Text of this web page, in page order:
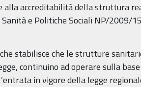
accreditabilità della struttura
e Politiche Sociali NP/2009/
stabilisce che le strutture
continuino ad operare sulla
in vigore della legge